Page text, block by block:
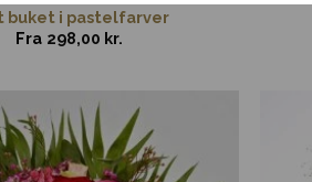
buket i pastelfarver
Fra 298,00 kr.